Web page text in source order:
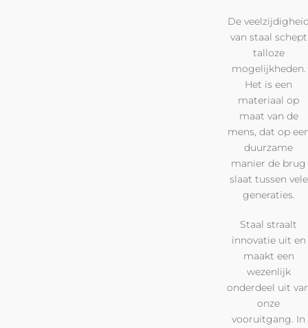
De
van staal schept
talloze
mogelijkheden.
Het is een
materiaal op
maat van de
mens, dat op
duurzame
manier de brug
slaat tussen vele
generaties.
Staal straalt
innovatie uit en
maakt een
wezenlijk
onderdeel uit
onze
vooruitgang. In